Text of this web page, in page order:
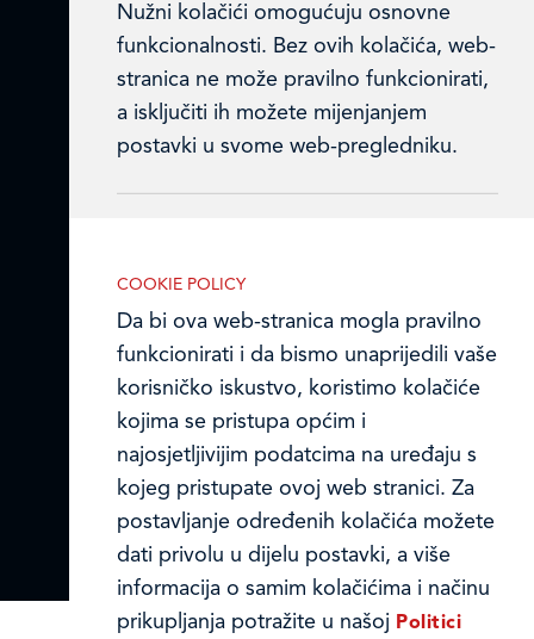
Prodajni centri
Ledo u inozemstvu
Online formular
Privacy notice and Cookies
COOKIE POLICY
Da bi ova web-stranica mogla pravilno
funkcionirati i da bismo unaprijedili vaše
korisničko iskustvo, koristimo kolačiće
kojima se pristupa općim i
najosjetljivijim podatcima na uređaju s
kojeg pristupate ovoj web stranici. Za
postavljanje određenih kolačića možete
dati privolu u dijelu postavki, a više
informacija o samim kolačićima i načinu
prikupljanja potražite u našoj Politici
Nužni kolačići omogućuju osnovne
funkcionalnosti. Bez ovih kolačića, web-
stranica ne može pravilno funkcionirati,
a isključiti ih možete mijenjanjem
postavki u svome web-pregledniku.
Analitički kolačići
Analitički kolačići pomažu nam
unaprijediti web-stranicu prikupljanjem i
analizom podataka o njeziinu korištenju.
Marketinški kolačići
Marketinške kolačiće koristimo radi
povećanja relevantnosti oglasa koje